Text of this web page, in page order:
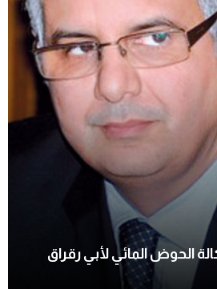
الحوض المائي لأبي رقراق